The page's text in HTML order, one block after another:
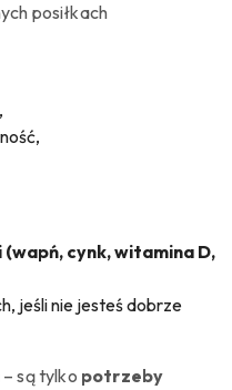
posiłkach
cynk, witamina D,
jeśli nie jesteś dobrze
są tylko potrzeby